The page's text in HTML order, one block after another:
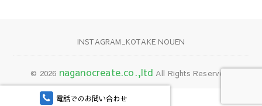
電話でのお問い合わせ
INSTAGRAM_KOTAKE NOUEN
© 2026 naganocreate.co.,ltd All Rights Reserved.